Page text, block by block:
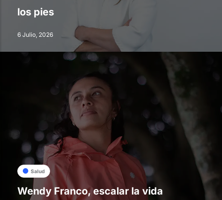
los pies
6 Julio, 2026
Salud
Wendy Franco, escalar la vida